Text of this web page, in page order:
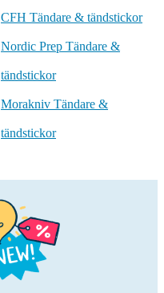
CFH Tändare & tändstickor
Nordic Prep Tändare &
tändstickor
Morakniv Tändare &
tändstickor